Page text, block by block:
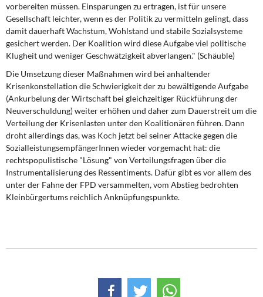
vorbereiten müssen. Einsparungen zu ertragen, ist für unsere
Gesellschaft leichter, wenn es der Politik zu vermitteln gelingt, dass
damit dauerhaft Wachstum, Wohlstand und stabile Sozialsysteme
gesichert werden. Der Koalition wird diese Aufgabe viel politische
Klugheit und weniger Geschwätzigkeit abverlangen." (Schäuble)
Die Umsetzung dieser Maßnahmen wird bei anhaltender
Krisenkonstellation die Schwierigkeit der zu bewältigende Aufgabe
(Ankurbelung der Wirtschaft bei gleichzeitiger Rückführung der
Neuverschuldung) weiter erhöhen und daher zum Dauerstreit um die
Verteilung der Krisenlasten unter den Koalitionären führen. Dann
droht allerdings das, was Koch jetzt bei seiner Attacke gegen die
SozialleistungsempfängerInnen wieder vorgemacht hat: die
rechtspopulistische "Lösung" von Verteilungsfragen über die
Instrumentalisierung des Ressentiments. Dafür gibt es vor allem des
unter der Fahne der FPD versammelten, vom Abstieg bedrohten
Kleinbürgertums reichlich Anknüpfungspunkte.